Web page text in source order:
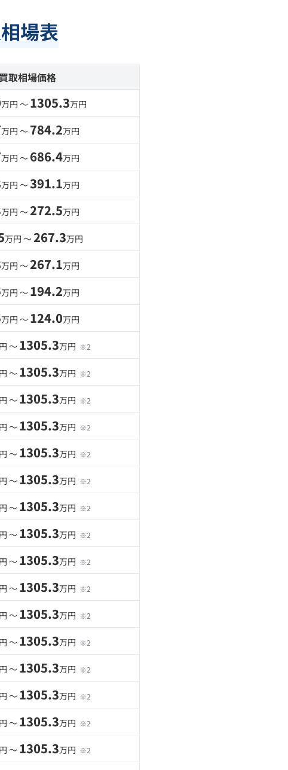
場表
買取相場価格
万円 〜 1305.3万円
万円 〜 784.2万円
万円 〜 686.4万円
万円 〜391.1万円
万円 〜272.5万円
万円 〜267.3万円
万円 〜267.1万円
万円 〜 194.2万円
万円 〜 124.0万円
〜1305.3万円 ※2
〜1305.3万円 ※2
〜1305.3万円 ※2
〜1305.3万円 ※2
〜1305.3万円 ※2
〜1305.3万円 ※2
〜1305.3万円 ※2
〜1305.3万円 ※2
〜1305.3万円 ※2
〜1305.3万円 ※2
〜1305.3万円 ※2
〜1305.3万円 ※2
〜1305.3万円 ※2
〜1305.3万円 ※2
〜1305.3万円 ※2
〜1305.3万円 ※2